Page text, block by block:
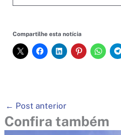
Compartilhe esta notícia
← Post anterior
Confira também